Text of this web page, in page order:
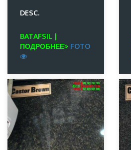
DESC.
BATAFSIL |
ПОДРОБНЕЕ
FOTO